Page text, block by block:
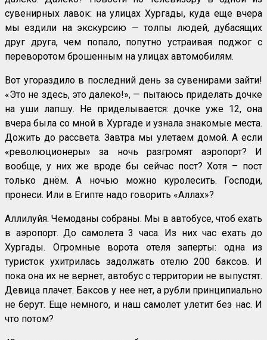
сувенирных лавок: на улицах Хургады, куда еще вчера
мы ездили на экскурсию — толпы людей, дубасящих
друг друга, чем попало, попутно устраивая поджог с
переворотом брошенным на улицах автомобилям.
Вот угораздило в последний день за сувенирами зайти!
«Это не здесь, это далеко!», — пытаюсь приделать дочке
на уши лапшу. Не приделывается: дочке уже 12, она
вчера была со мной в Хургаде и узнала знакомые места.
Дожить до рассвета. Завтра мы улетаем домой. А если
«революционеры» за ночь разгромят аэропорт? И
вообще, у них же вроде бы сейчас пост? Хотя – пост
только днём. А ночью можно куролесить. Господи,
пронеси. Или в Египте надо говорить «Аллах»?
Аллилуйя. Чемоданы собраны. Мы в автобусе, чтоб ехать
в аэропорт. До самолета 3 часа. Из них час ехать до
Хургады. Огромные ворота отеля заперты: одна из
туристок ухитрилась задолжать отелю 200 баксов. И
пока она их не вернет, автобус с территории не выпустят.
Девица плачет. Баксов у нее нет, а рубли принципиально
не берут. Еще немного, и наш самолет улетит без нас. И
что потом?